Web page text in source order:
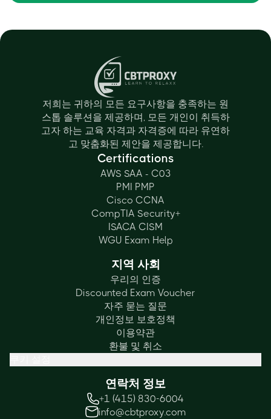
저희는 귀하의 모든 요구사항을 충족하는 원
스톱 솔루션을 제공하며, 모든 개인이 취득하
고자 하는 교육 자격과 자격증에 따라 유연하
고 맞춤화된 제안을 제공합니다.
Certifications
AWS SAA - C03
PMI PMP
Cisco CCNA
CompTIA Security+
ISACA CISM
WGU Exam Help
지역 사회
우리의 인증
Discounted Exam Voucher
자주 묻는 질문
개인정보 보호정책
이용약관
환불 및 취소
연락처 정보
+1 (415) 830-6004
info@cbtproxy.com